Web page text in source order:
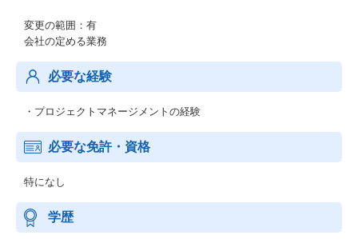
変更の範囲：有
会社の定める業務
必要な経験
・プロジェクトマネージメントの経験
必要な免許・資格
特になし
学歴